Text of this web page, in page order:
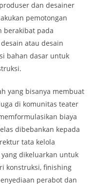
dan desainer
pemotongan
berakibat pada
atau desain
bahan dasar untuk
yang bisanya membuat
di komunitas teater
biaya
dibebankan kepada
tata kelola
dikeluarkan untuk
konstruksi, finishing
perabot dan